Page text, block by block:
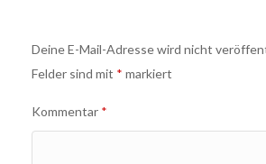
Navigation
Deine E-Mail-Adresse wird nicht
Felder sind mit * markiert
Kommentar *